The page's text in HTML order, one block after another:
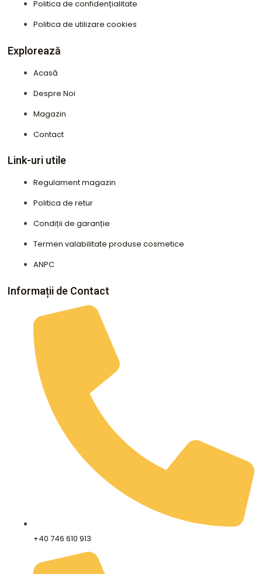
Politica de confidențialitate
Politica de utilizare cookies
Explorează
Acasă
Despre Noi
Magazin
Contact
Link-uri utile
Regulament magazin
Politica de retur
Condiții de garanție
Termen valabilitate produse cosmetice
ANPC
Informații de Contact
+40 746 610 913